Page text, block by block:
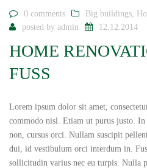
0 comments Big buildings,
posted by admin 12.12.2014
HOME
FUSS
Lorem ipsum dolor sit amet,
commodo nisl. Etiam ut purus justo.
non, cursus orci. Nullam suscipit
dui, id vestibulum orci interdum in.
sollicitudin varius nec eu turpis. Nulla